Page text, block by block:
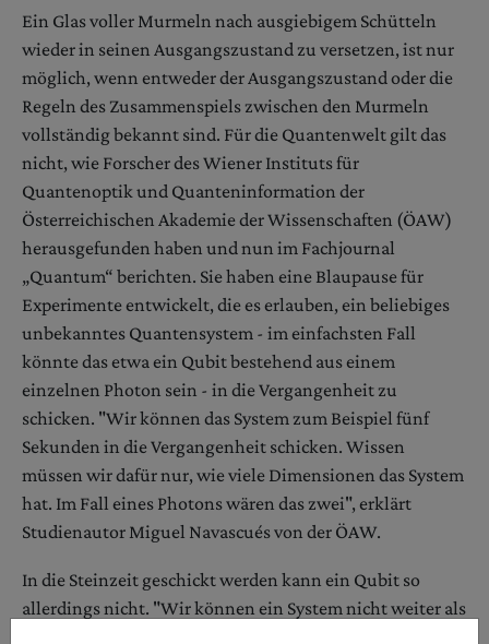
Ein Glas voller Murmeln nach ausgiebigem Schütteln
wieder in seinen Ausgangszustand zu versetzen, ist nur
möglich, wenn entweder der Ausgangszustand oder die
Regeln des Zusammenspiels zwischen den Murmeln
vollständig bekannt sind. Für die Quantenwelt gilt das
nicht, wie Forscher des Wiener Instituts für
Quantenoptik und Quanteninformation der
Österreichischen Akademie der Wissenschaften (ÖAW)
herausgefunden haben und nun im Fachjournal
„Quantum“ berichten. Sie haben eine Blaupause für
Experimente entwickelt, die es erlauben, ein beliebiges
unbekanntes Quantensystem - im einfachsten Fall
könnte das etwa ein Qubit bestehend aus einem
einzelnen Photon sein - in die Vergangenheit zu
schicken. "Wir können das System zum Beispiel fünf
Sekunden in die Vergangenheit schicken. Wissen
müssen wir dafür nur, wie viele Dimensionen das System
hat. Im Fall eines Photons wären das zwei", erklärt
Studienautor Miguel Navascués von der ÖAW.
In die Steinzeit geschickt werden kann ein Qubit so
allerdings nicht. "Wir können ein System nicht weiter als